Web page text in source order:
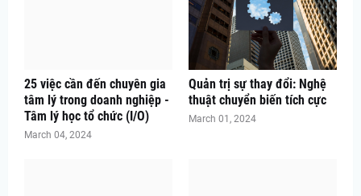
25 việc cần đến chuyên gia
tâm lý trong doanh nghiệp -
Tâm lý học tổ chức (I/O)
March 04, 2024
Quản trị sự thay đổi: Nghệ
thuật chuyển biến tích cực
March 01, 2024